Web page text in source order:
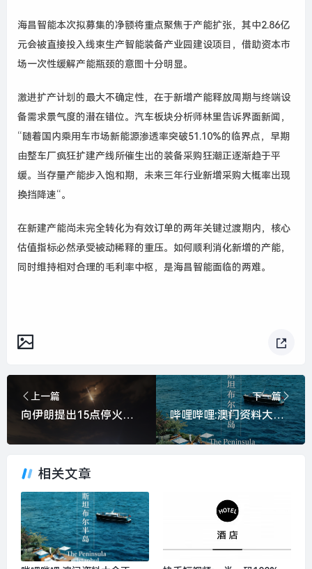
海昌智能本次拟募集的净额将重点聚焦于产能扩张，其中2.86亿
元会被直接投入线束生产智能装备产业园建设项目，借助资本市
场一次性缓解产能瓶颈的意图十分明显。
激进扩产计划的最大不确定性，在于新增产能释放周期与终端设
备需求景气度的潜在错位。汽车板块分析师林里告诉界面新闻，
“随着国内乘用车市场新能源渗透率突破51.10%的临界点，早期
由整车厂疯狂扩建产线所催生出的装备采购狂潮正逐渐趋于平
缓。当存量产能步入饱和期，未来三年行业新增采购大概率出现
换挡降速“。
在新建产能尚未完全转化为有效订单的两年关键过渡期内，核心
估值指标必然承受被动稀释的重压。如何顺利消化新增的产能，
同时维持相对合理的毛利率中枢，是海昌智能面临的两难。
上一篇
向伊朗提出15点停火方案之际，美国准备增派更多部队|界面新闻 · 天下
下一篇
哔哩哔哩:澳门资料大全正版资料2024年免费网站-首席体验官｜伊斯坦布尔半岛酒店，在这里忘却帕慕克的呼愁|界面新闻 · 旅行
相关文章